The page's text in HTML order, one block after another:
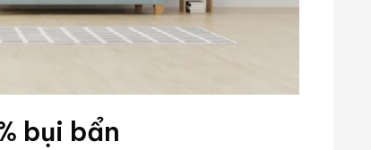
bụi bẩn